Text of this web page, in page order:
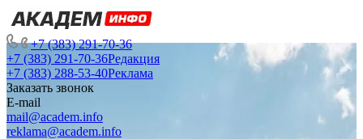
+7 (383) 291-70-36
+7 (383) 291-70-36Редакция
+7 (383) 288-53-40Реклама
Заказать звонок
E-mail
mail@academ.info
reklama@academ.info